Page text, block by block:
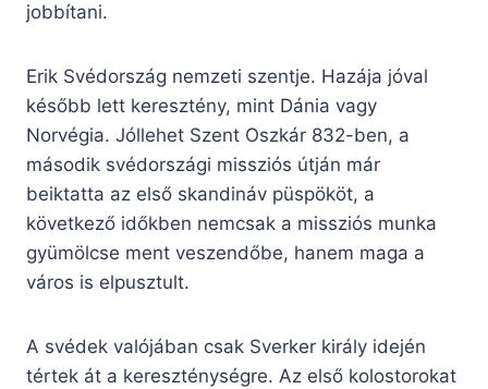
jobbítani.
Erik Svédország nemzeti szentje. Hazája jóval
később lett keresztény, mint Dánia vagy
Norvégia. Jóllehet Szent Oszkár 832-ben, a
második svédországi missziós útján már
beiktatta az első skandináv püspököt, a
következő időkben nemcsak a missziós munka
gyümölcse ment veszendőbe, hanem maga a
város is elpusztult.
A svédek valójában csak Sverker király idején
tértek át a kereszténységre. Az első kolostorokat